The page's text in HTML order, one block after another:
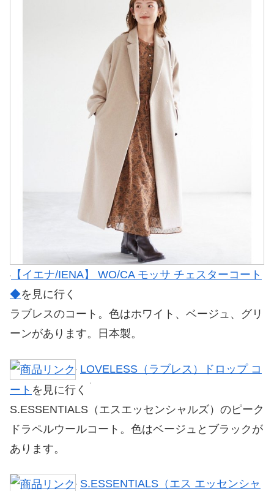
【イエナ/IENA】 WO/CA モッサ チェスターコート
◆を見に行く
ラブレスのコート。色はホワイト、ベージュ、グリ
ーンがあります。日本製。
LOVELESS（ラブレス）ドロップ コ
ート を見に行く
S.ESSENTIALS（エスエッセンシャルズ）のピーク
ドラペルウールコート。色はベージュとブラックが
あります。
S.ESSENTIALS（エス エッセンシャ